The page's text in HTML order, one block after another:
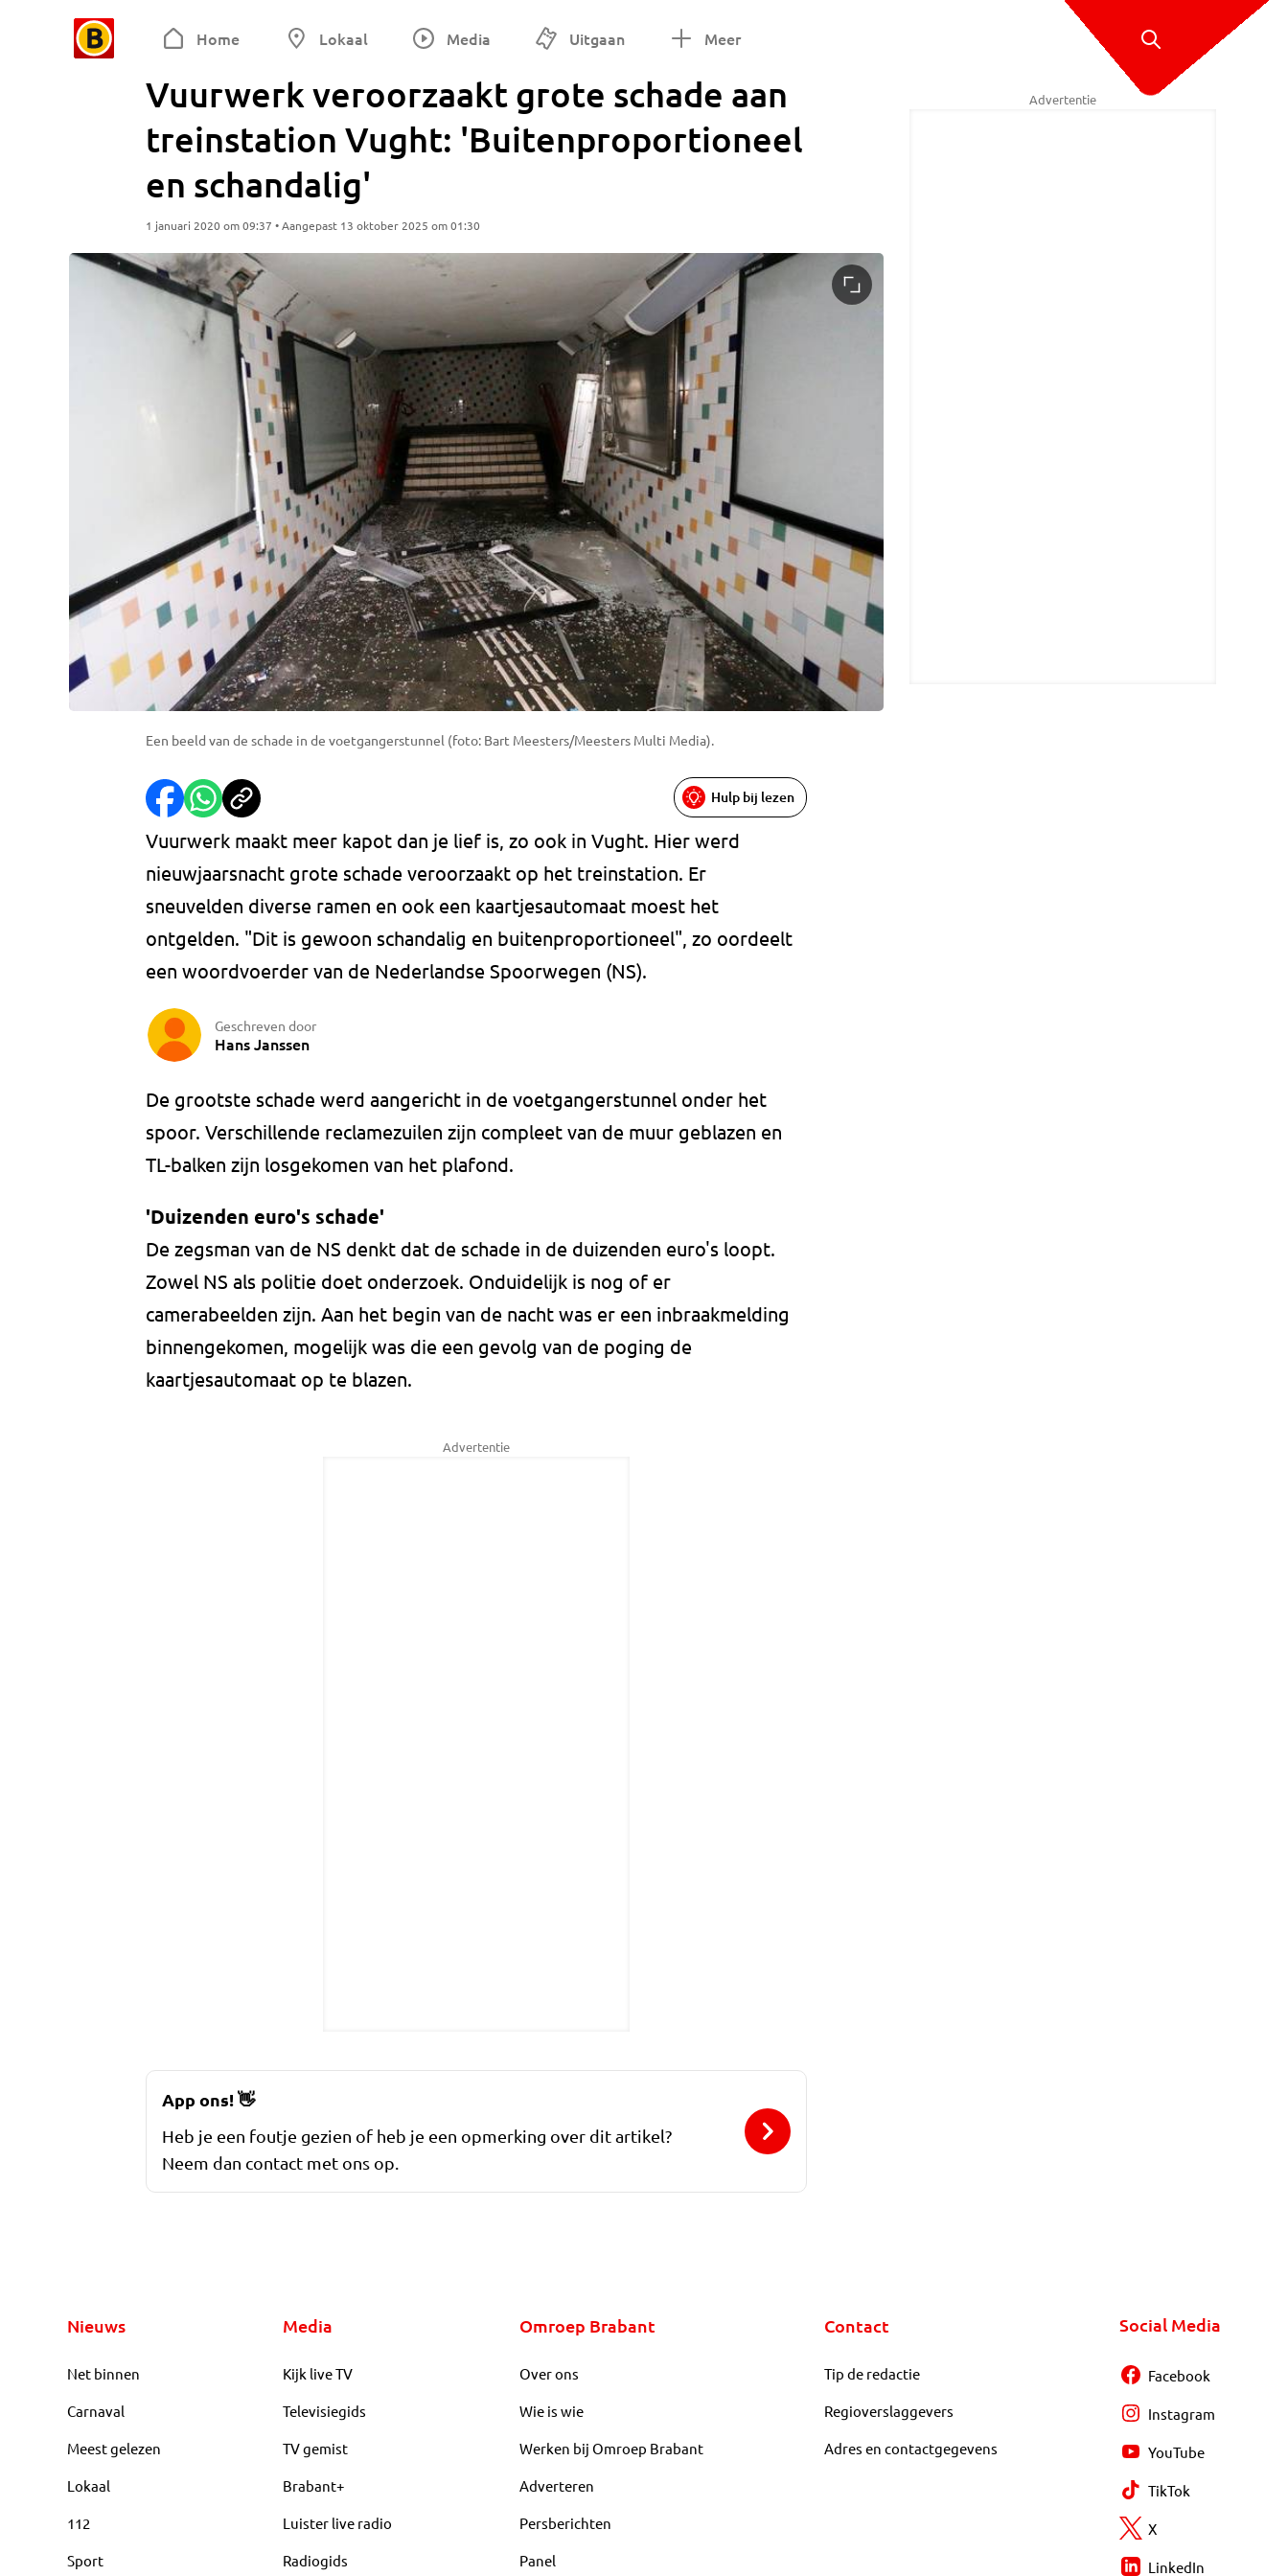
Home Lokaal Media Uitgaan Meer
Vuurwerk veroorzaakt grote schade aan
treinstation Vught: 'Buitenproportioneel
en schandalig'
1 januari 2020 om 09:37 • Aangepast 13 oktober 2025 om 01:30
Een beeld van de schade in de voetgangerstunnel (foto: Bart Meesters/Meesters Multi Media).
Hulp bij lezen
Vuurwerk maakt meer kapot dan je lief is, zo ook in Vught. Hier werd
nieuwjaarsnacht grote schade veroorzaakt op het treinstation. Er
sneuvelden diverse ramen en ook een kaartjesautomaat moest het
ontgelden. "Dit is gewoon schandalig en buitenproportioneel", zo oordeelt
een woordvoerder van de Nederlandse Spoorwegen (NS).
Geschreven door
Hans Janssen
De grootste schade werd aangericht in de voetgangerstunnel onder het
spoor. Verschillende reclamezuilen zijn compleet van de muur geblazen en
TL-balken zijn losgekomen van het plafond.
'Duizenden euro's schade'
De zegsman van de NS denkt dat de schade in de duizenden euro's loopt.
Zowel NS als politie doet onderzoek. Onduidelijk is nog of er
camerabeelden zijn. Aan het begin van de nacht was er een inbraakmelding
binnengekomen, mogelijk was die een gevolg van de poging de
kaartjesautomaat op te blazen.
Advertentie
Advertentie
App ons!👋
Heb je een foutje gezien of heb je een opmerking over dit artikel?
Neem dan contact met ons op.
Nieuws
Net binnen
Carnaval
Meest gelezen
Lokaal
112
Sport
Media
Kijk live TV
Televisiegids
TV gemist
Brabant+
Luister live radio
Radiogids
Omroep Brabant
Over ons
Wie is wie
Werken bij Omroep Brabant
Adverteren
Persberichten
Panel
Contact
Tip de redactie
Regioverslaggevers
Adres en contactgegevens
Social Media
Facebook
Instagram
YouTube
TikTok
X
LinkedIn